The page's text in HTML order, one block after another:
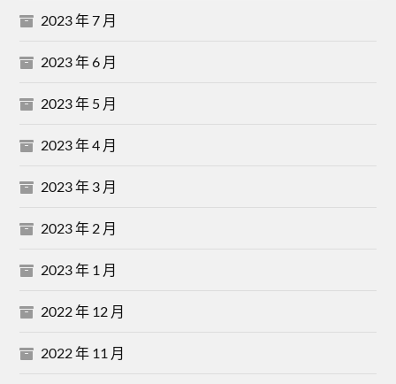
2023 年 7 月
2023 年 6 月
2023 年 5 月
2023 年 4 月
2023 年 3 月
2023 年 2 月
2023 年 1 月
2022 年 12 月
2022 年 11 月